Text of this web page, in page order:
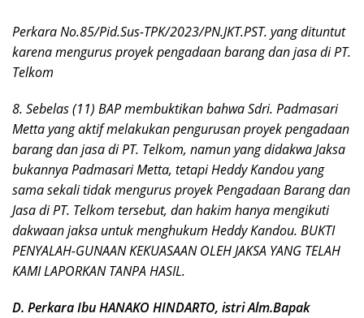
Perkara No.85/Pid.Sus-TPK/2023/PN.JKT.PST. yang dituntut
karena mengurus proyek pengadaan barang dan jasa di PT.
Telkom
8. Sebelas (11) BAP membuktikan bahwa Sdri. Padmasari
Metta yang aktif melakukan pengurusan proyek pengadaan
barang dan jasa di PT. Telkom, namun yang didakwa Jaksa
bukannya Padmasari Metta, tetapi Heddy Kandou yang
sama sekali tidak mengurus proyek Pengadaan Barang dan
Jasa di PT. Telkom tersebut, dan hakim hanya mengikuti
dakwaan jaksa untuk menghukum Heddy Kandou. BUKTI
PENYALAH-GUNAAN KEKUASAAN OLEH JAKSA YANG TELAH
KAMI LAPORKAN TANPA HASIL.
D. Perkara Ibu HANAKO HINDARTO, istri Alm.Bapak